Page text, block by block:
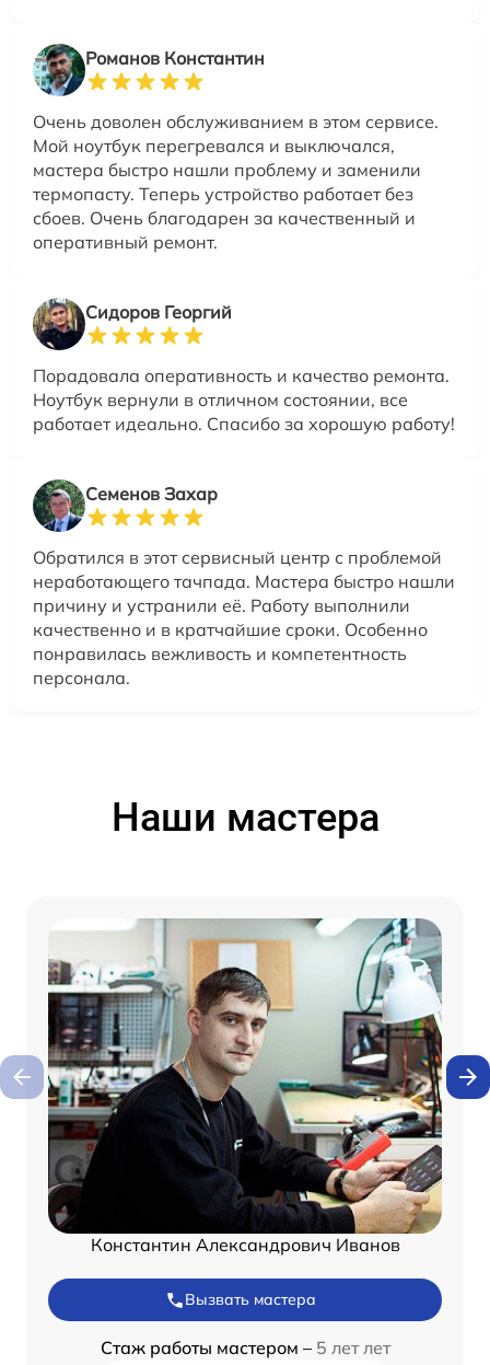
Романов Константин
Очень доволен обслуживанием в этом сервисе.
Мой ноутбук перегревался и выключался,
мастера быстро нашли проблему и заменили
термопасту. Теперь устройство работает без
сбоев. Очень благодарен за качественный и
оперативный ремонт.
Сидоров Георгий
Порадовала оперативность и качество ремонта.
Ноутбук вернули в отличном состоянии, все
работает идеально. Спасибо за хорошую работу!
Семенов Захар
Обратился в этот сервисный центр с проблемой
неработающего тачпада. Мастера быстро нашли
причину и устранили её. Работу выполнили
качественно и в кратчайшие сроки. Особенно
понравилась вежливость и компетентность
персонала.
Наши мастера
Константин Александрович Иванов
Вызвать мастера
Стаж работы мастером – 5 лет лет